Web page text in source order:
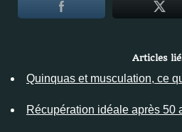
Articles
Quinquas et musculation, ce
Récupération idéale après 50